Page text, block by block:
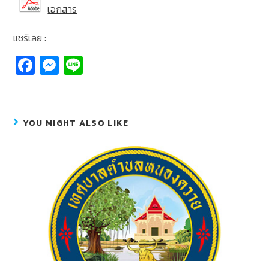
เอกสาร
แชร์เลย :
Fa
c
b
M
e
e
er
YOU MIGHT ALSO LIKE